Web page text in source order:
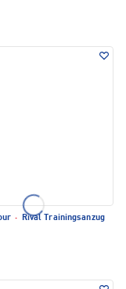
·
Rival Trainingsanzug